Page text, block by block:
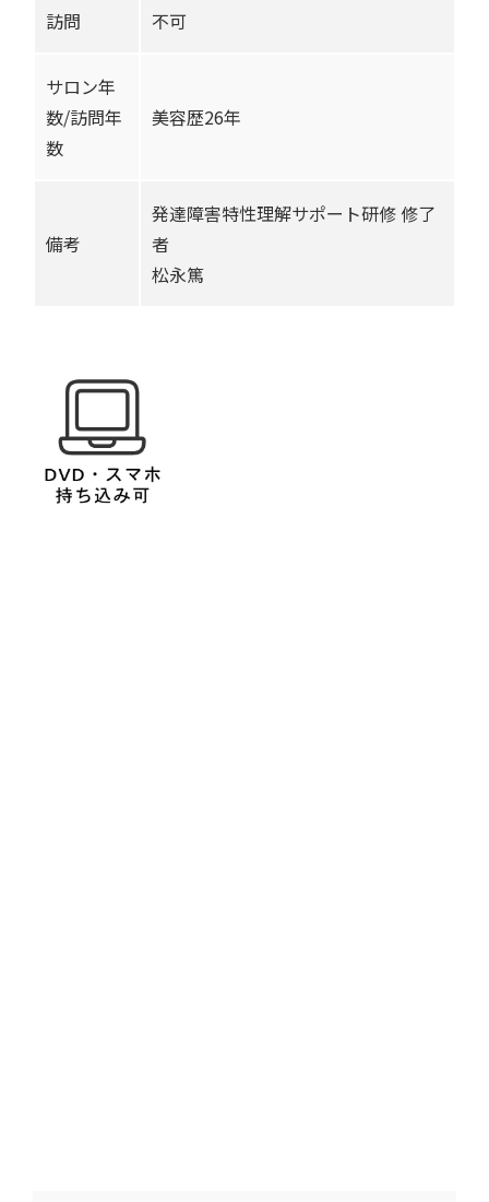
訪問 不可
サロン年
数/訪問年
数
美容歴26年
備考
発達障害特性理解サポート研修 修了
者
松永篤